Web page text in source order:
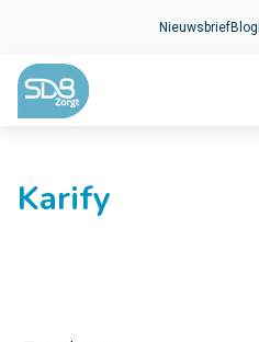
NieuwsbriefBlog
Karify